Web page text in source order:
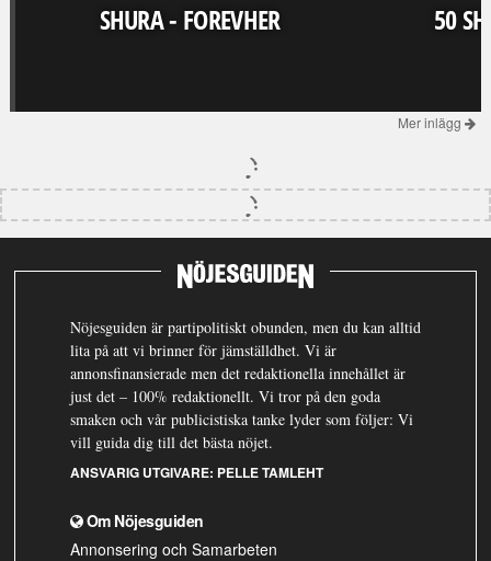
SHURA - FOREVHER 50
Mer inlägg
Nöjesguiden är partipolitiskt obunden, men du kan alltid
lita på att vi brinner för jämställdhet. Vi är
annonsfinansierade men det redaktionella innehållet är
just det – 100% redaktionellt. Vi tror på den goda
smaken och vår publicistiska tanke lyder som följer: Vi
vill guida dig till det bästa nöjet.
ANSVARIG UTGIVARE: PELLE TAMLEHT
Om Nöjesguiden
Annonsering och Samarbeten